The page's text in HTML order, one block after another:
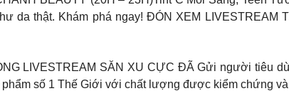
da thật. Khám phá ngay! ĐÓN XEM LIVESTREAM
LIVESTREAM SĂN XU CỰC ĐÃ Gửi người tiêu
số 1 Thế Giới với chất lượng được kiểm chứng